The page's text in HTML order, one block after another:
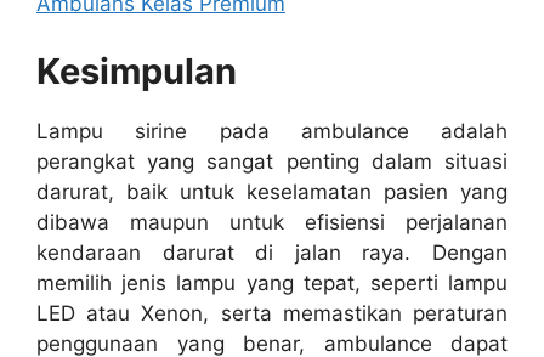
Kesimpulan
Lampu sirine pada ambulance adalah
perangkat yang sangat penting dalam situasi
darurat, baik untuk keselamatan pasien yang
dibawa maupun untuk efisiensi perjalanan
kendaraan darurat di jalan raya. Dengan
memilih jenis lampu yang tepat, seperti lampu
LED atau Xenon, serta memastikan peraturan
penggunaan yang benar, ambulance dapat